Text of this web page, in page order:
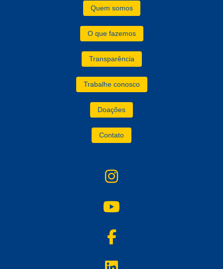
Quem somos
O que fazemos
Transparência
Trabalhe conosco
Doações
Contato
instagram
facebook